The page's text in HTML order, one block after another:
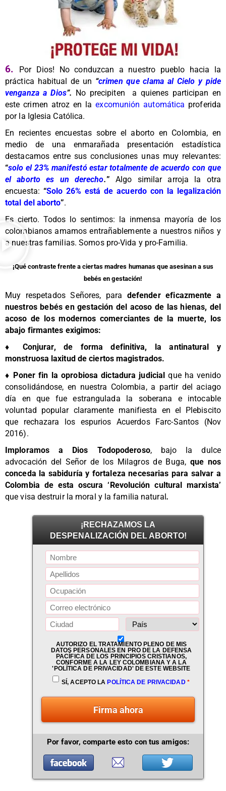
6.
Por Dios! No conduzcan a nuestro pueblo hacia la
práctica habitual de un “crimen que clama al Cielo y pide
venganza a Dios”. No precipiten a quienes participan en
este crimen atroz en laexcomunión automática proferida
por la Iglesia Católica.
En recientes encuestas sobre el aborto en Colombia, en
medio de una enmarañada presentación estadística
destacamos entre sus conclusiones unas muy relevantes:
“solo el 23% manifestó estar totalmente de acuerdo con que
el aborto es un derecho.” Algo similar arroja la otra
encuesta: “Solo 26% está de acuerdo con la legalización
total del aborto”.
Es cierto. Todos lo sentimos: la inmensa mayoría de los
colombianos amamos entrañablemente a nuestros niños y
a nuestras familias. Somos pro-Vida y pro-Familia.
¡Qué contraste frente a ciertas madres humanas que asesinan a sus
bebés en gestación!
Muy respetados Señores, para defender eficazmente a
nuestros bebés en gestación del acoso de las hienas, del
acoso de los modernos comerciantes de la muerte, los
abajo firmantes exigimos:
♦ Conjurar, de forma definitiva, la antinatural y
monstruosa laxitud de ciertos magistrados.
♦ Poner fin la oprobiosa dictadura judicial que ha venido
consolidándose, en nuestra Colombia, a partir del aciago
día en que fue estrangulada la soberana e intocable
voluntad popular claramente manifiesta en el Plebiscito
que rechazara los espurios Acuerdos Farc-Santos (Nov
2016).
Imploramos a Dios Todopoderoso, bajo la dulce
advocación del Señor de los Milagros de Buga, que nos
conceda la sabiduría y fortaleza necesarias para salvar a
Colombia de esta oscura ‘Revolución cultural marxista’
que visa destruir la moral y la familia natural.
¡RECHAZAMOS LA
DESPENALIZACIÓN DEL ABORTO!
AUTORIZO EL TRATAMIENTO PLENO DE MIS
DATOS PERSONALES EN PRO DE LA DEFENSA
PACÍFICA DE LOS PRINCIPIOS CRISTIANOS,
CONFORME A LA LEY COLOMBIANA Y A LA
'POLÍTICA DE PRIVACIDAD' DE ESTE WEBSITE
SÍ, ACEPTO LA POLÍTICA DE PRIVACIDAD*
Firma ahora
Por favor, comparte esto con tus amigos: